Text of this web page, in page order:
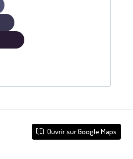
Ouvrir sur Google Maps